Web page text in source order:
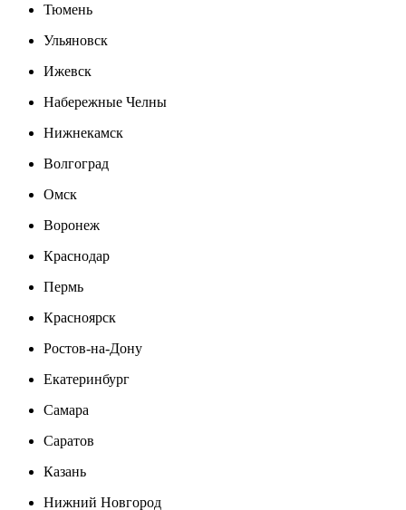
Тюмень
Ульяновск
Ижевск
Набережные Челны
Нижнекамск
Волгоград
Омск
Воронеж
Краснодар
Пермь
Красноярск
Ростов-на-Дону
Екатеринбург
Самара
Саратов
Казань
Нижний Новгород